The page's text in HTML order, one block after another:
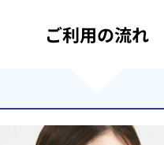
ご利用の流れ